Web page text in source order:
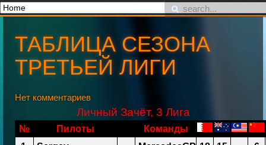
ТАБЛИЦА СЕЗОНА
ТРЕТЬЕЙ ЛИГИ
Нет комментариев
Личный Зачёт, 3 Лига
№ Пилоты
Команды